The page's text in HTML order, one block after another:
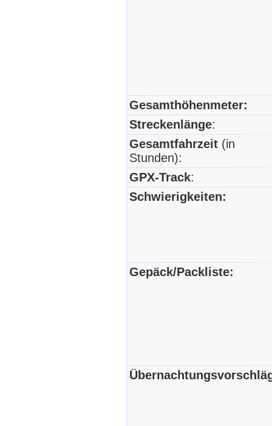
Gesamthöhenmeter:
Streckenlänge:
Gesamtfahrzeit (in
Stunden):
GPX-Track:
Schwierigkeiten:
Gepäck/Packliste: